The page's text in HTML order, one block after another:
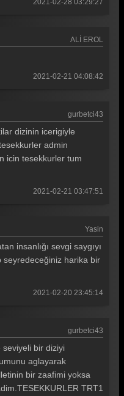
2021-02-28 03:29:27
ALİ EROL
2021-02-21 04:08:42
gurbetci43
dizinin icerigiyle
admin
icin tesekkurler tum
2021-02-21 03:47:51
Yasin
insanlığı sevgi saygıyı
seyredeceğiniz harika bir
2021-02-20 23:45:14
gurbetci43
bir diziyi
aglayarak
bir zaafimi yoksa
TRT1